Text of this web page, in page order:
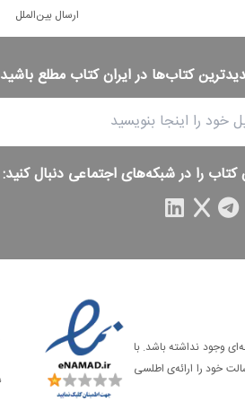
ارسال بین‌الملل
کتاب‌ها در ایران کتاب مطلع باشید
کتاب را در شبکه‌های اجتماعی دنبال کنید:
وجود نداشته باشد. با
خود را ارائه‌ی اطلسی